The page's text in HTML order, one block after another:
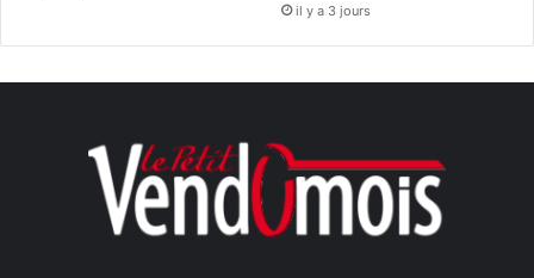
il y a 3 jours